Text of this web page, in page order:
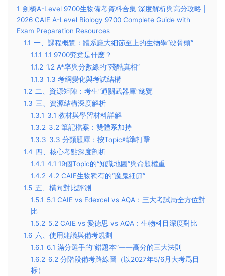
1 劍橋A-Level 9700生物備考資料合集 深度解析與高分攻略 |
2026 CAIE A-Level Biology 9700 Complete Guide with
Exam Preparation Resources
1.1 一、課程概覽：體系龐大細節至上的生物學“硬骨頭”
1.1.1 1.1 9700究竟是什麽？
1.1.2 1.2 A*率與分數線的“殘酷真相”
1.1.3 1.3 考綱變化與考試結構
1.2 二、資源矩陣：考生“通關武器庫”總覽
1.3 三、資源結構深度解析
1.3.1 3.1 教材與學習材料詳解
1.3.2 3.2 筆記檔案：雙體系加持
1.3.3 3.3 分類題庫：按Topic精準打擊
1.4 四、核心考點深度剖析
1.4.1 4.1 19個Topic的“知識地圖”與命題權重
1.4.2 4.2 CAIE生物獨有的“魔鬼細節”
1.5 五、橫向對比評測
1.5.1 5.1 CAIE vs Edexcel vs AQA：三大考試局全方位對
比
1.5.2 5.2 CAIE vs 愛德思 vs AQA：生物科目深度對比
1.6 六、使用建議與備考規劃
1.6.1 6.1 滿分選手的“錯題本”——高分的三大法則
1.6.2 6.2 分階段備考路線圖（以2027年5/6月大考爲目
标）